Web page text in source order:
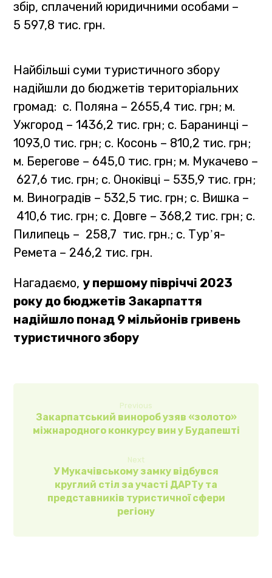
збір, сплачений юридичними особами –
5 597,8 тис. грн.
Найбільші суми туристичного збору
надійшли до бюджетів територіальних
громад: с. Поляна – 2655,4 тис. грн; м.
Ужгород – 1436,2 тис. грн; с. Баранинці –
1093,0 тис. грн; с. Косонь – 810,2 тис. грн;
м. Берегове – 645,0 тис. грн; м. Мукачево –
627,6 тис. грн; с. Оноківці – 535,9 тис. грн;
м. Виноградів – 532,5 тис. грн; с. Вишка –
410,6 тис. грн; с. Довге – 368,2 тис. грн; с.
Пилипець – 258,7 тис. грн.; с. Тур᾿я-
Ремета – 246,2 тис. грн.
Нагадаємо,у першому півріччі 2023
року до бюджетів Закарпаття
надійшло понад 9 мільйонів гривень
туристичного збору
Previous
Закарпатський винороб узяв «золото»
міжнародного конкурсу вин у Будапешті
Next
У Мукачівському замку відбувся
круглий стіл за участі ДАРТу та
представників туристичної сфери
регіону